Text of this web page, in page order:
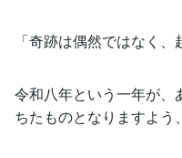
「奇跡は偶然ではなく、
令和八年という一年が、
ちたものとなりますよう